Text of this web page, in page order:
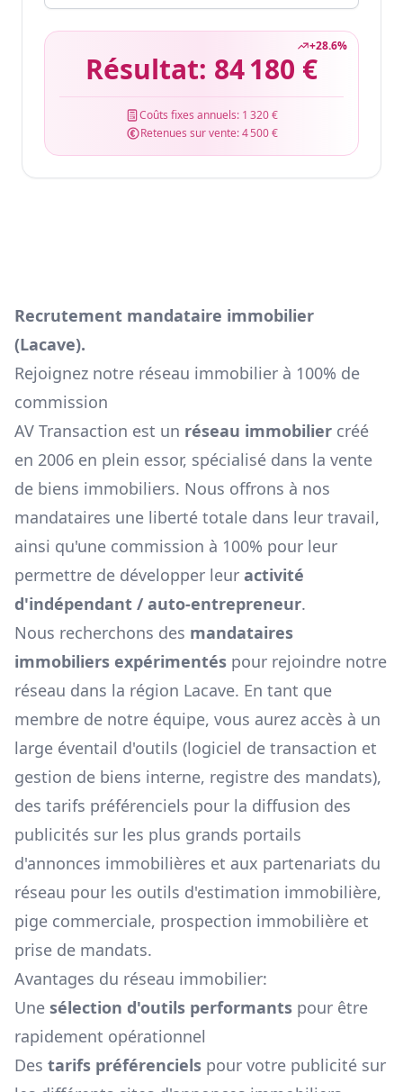
+28.6%
Résultat: 84 180 €
Coûts fixes annuels: 1 320 €
Retenues sur vente:4 500 €
Recrutement mandataire immobilier
(Lacave).
Rejoignez notre réseau immobilier à 100% de
commission
AV Transaction est un réseau immobilier créé
en 2006 en plein essor, spécialisé dans la vente
de biens immobiliers. Nous offrons à nos
mandataires une liberté totale dans leur travail,
ainsi qu'une commission à 100% pour leur
permettre de développer leur activité
d'indépendant / auto-entrepreneur.
Nous recherchons des mandataires
immobiliers expérimentés pour rejoindre notre
réseau dans la région Lacave. En tant que
membre de notre équipe, vous aurez accès à un
large éventail d'outils (logiciel de transaction et
gestion de biens interne, registre des mandats),
des tarifs préférenciels pour la diffusion des
publicités sur les plus grands portails
d'annonces immobilières et aux partenariats du
réseau pour les outils d'estimation immobilière,
pige commerciale, prospection immobilière et
prise de mandats.
Avantages du réseau immobilier:
Une sélection d'outils performants pour être
rapidement opérationnel
Des tarifs préférenciels pour votre publicité sur